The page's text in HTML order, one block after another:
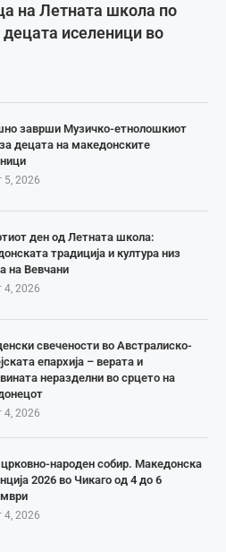
на Летната школа по
иселеници во
заврши Музичко-етнолошкиот
децата на македонските
5, 2026
ден од Летната школа:
традиција и култура низ
на Вевчани
4, 2026
свечености во Австралиско-
епархија – верата и
неразделни во срцето на
4, 2026
народен собир. Македонска
2026 во Чикаго од 4 до 6
4, 2026